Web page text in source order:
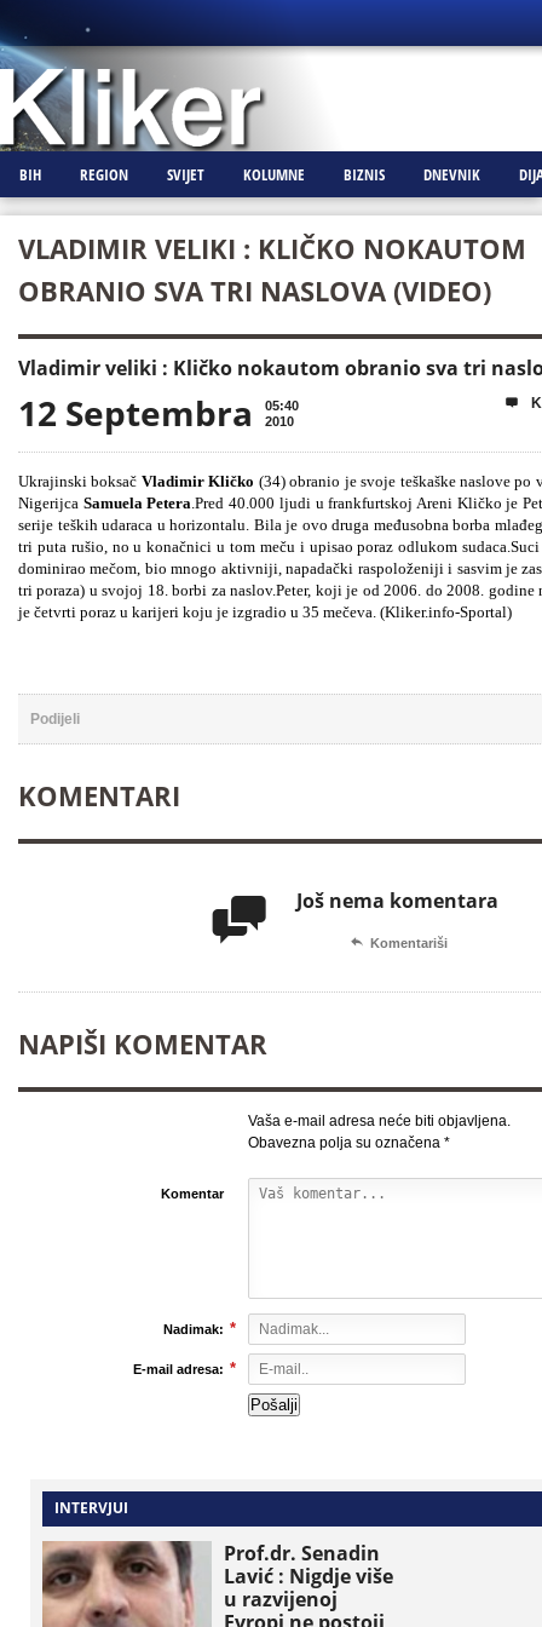
BIH REGION SVIJET KOLUMNE BIZNIS DNEVNIK
VLADIMIR VELIKI : KLIČKO NOKAUTOM
OBRANIO SVA TRI NASLOVA (VIDEO)
Vladimir veliki : Kličko nokautom obranio sva tri
12 Septembra
05:40
2010

Ukrajinski boksač Vladimir Kličko (34) obranio je svoje teškaške naslove
Nigerijca Samuela Petera.Pred 40.000 ljudi u frankfurtskoj Areni Kličko je
serije teških udaraca u horizontalu. Bila je ovo druga međusobna borba
tri puta rušio, no u konačnici u tom meču i upisao poraz odlukom
dominirao mečom, bio mnogo aktivniji, napadački raspoloženiji i sasvim je
tri poraza) u svojoj 18. borbi za naslov.Peter, koji je od 2006. do 2008.
je četvrti poraz u karijeri koju je izgradio u 35 mečeva. (Kliker.info-Sportal)
Podijeli
KOMENTARI
 Još nema komentara
 Komentariši
NAPIŠI KOMENTAR
Vaša e-mail adresa neće biti objavljena.
Obavezna polja su označena *
Komentar
Nadimak: *
E-mail adresa: *
INTERVJUI
Prof.dr. Senadin
Lavić : Nigdje više
u razvijenoj